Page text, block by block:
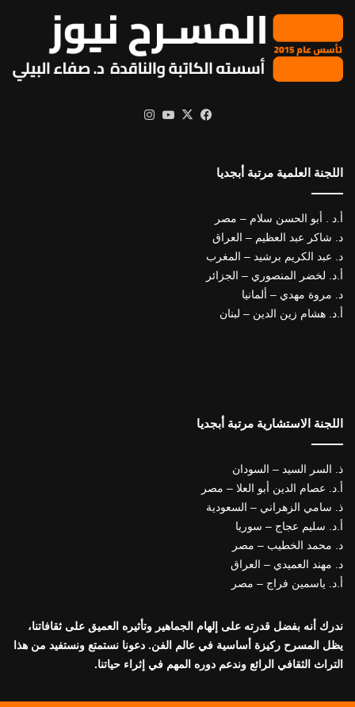
فيسبوك
X يوتيوب
اللجنة العلمية مرتبة أبجديا
أ.د . أبو الحسن سلام – مصر
د. شاكر عبد العظيم – العراق
د. عبد الكريم برشيد – المغرب
أ.د. لخضر المنصوري – الجزائر
د. مروة مهدي – ألمانيا
أ.د. هشام زين الدين – لبنان
اللجنة الاستشارية مرتبة أبجديا
ذ. السر السيد – السودان
أ.د. عصام الدين أبو العلا – مصر
ذ. سامي الزهراني – السعودية
أ.د. سليم عجاج – سوريا
د. محمد الخطيب – مصر
د. مهند العميدي – العراق
أ.د. ياسمين فراج – مصر
ندرك أنه بفضل قدرته على إلهام الجماهير وتأثيره العميق على ثقافاتنا،
يظل المسرح ركيزة أساسية في عالم الفن. دعونا نستمتع ونستفيد من هذا
التراث الثقافي الرائع وندعم دوره المهم في إثراء حياتنا.